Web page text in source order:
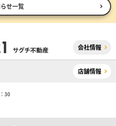
せ一覧
会社情報
店舗情報
30